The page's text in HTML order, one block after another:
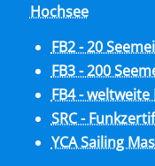
Hochsee
FB2 - 20
FB3 - 200
FB4 - weltweite
SRC -
YCA Sailing